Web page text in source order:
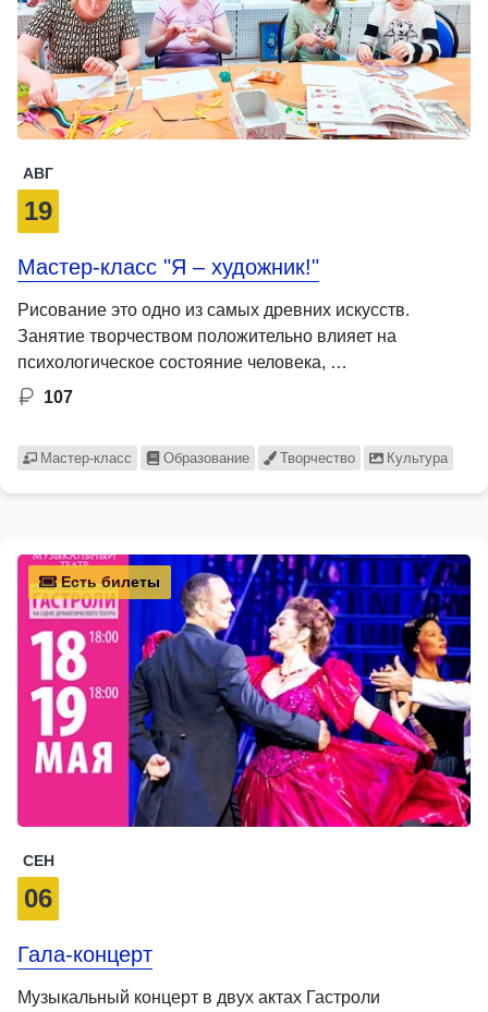
АВГ
19
Мастер-класс "Я – художник!"
Рисование это одно из самых древних искусств.
Занятие творчеством положительно влияет на
психологическое состояние человека, …
107
Мастер-класс Образование Творчество Культура
Есть билеты
СЕН
06
Гала-концерт
Музыкальный концерт в двух актах Гастроли